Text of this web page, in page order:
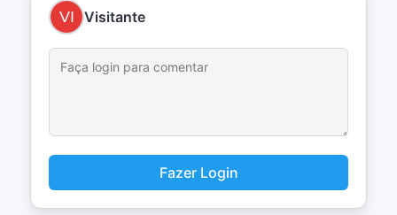
Visitante
Fazer Login